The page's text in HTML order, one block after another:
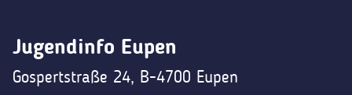
Jugendinfo Eupen
Gospertstraße 24, B-4700 Eupen